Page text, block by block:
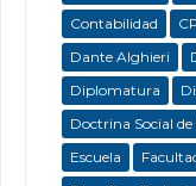
Contabilidad
Dante Alghieri
Diplomatura
Doctrina Social de
Escuela